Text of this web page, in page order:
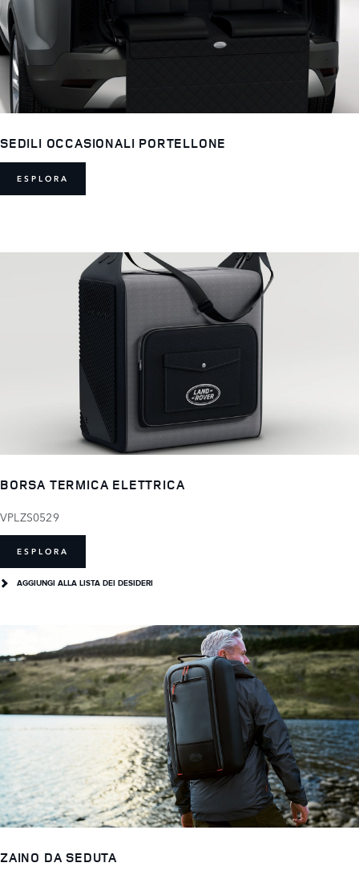
SEDILI OCCASIONALI PORTELLONE
ESPLORA
BORSA TERMICA ELETTRICA
VPLZS0529
ESPLORA
AGGIUNGI ALLA LISTA DEI DESIDERI
ZAINO DA SEDUTA